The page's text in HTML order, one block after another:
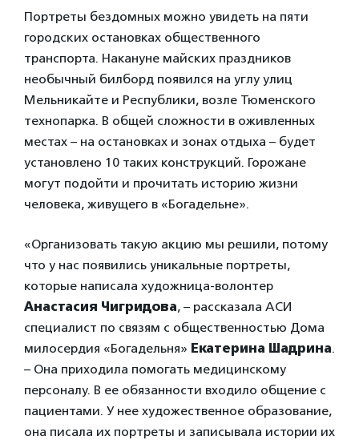
Портреты бездомных можно увидеть на пяти
городских остановках общественного
транспорта. Накануне майских праздников
необычный билборд появился на углу улиц
Мельникайте и Республики, возле Тюменского
технопарка. В общей сложности в оживленных
местах – на остановках и зонах отдыха – будет
установлено 10 таких конструкций. Горожане
могут подойти и прочитать историю жизни
человека, живущего в «Богадельне».
«Организовать такую акцию мы решили, потому
что у нас появились уникальные портреты,
которые написала художница-волонтер
Анастасия Чигридова, – рассказала АСИ
специалист по связям с общественностью Дома
милосердия «Богадельня» Екатерина Шадрина.
– Она приходила помогать медицинскому
персоналу. В ее обязанности входило общение с
пациентами. У нее художественное образование,
она писала их портреты и записывала истории их